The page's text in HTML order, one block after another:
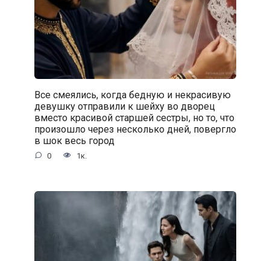
Все смеялись, когда бедную и некрасивую
девушку отправили к шейху во дворец
вместо красивой старшей сестры, но то, что
произошло через несколько дней, повергло
в шок весь город
0 1к.